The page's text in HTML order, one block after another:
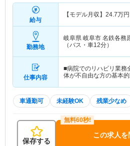
給与
【モデル月収】 24.7万円
勤務地
岐阜県 岐阜市 名鉄各務
（バス・車12分）
仕事内容
■病院でのリハビリ業務
体が不自由な方の基本
車通勤可 未経験OK 残業少なめ
保存する
この求人